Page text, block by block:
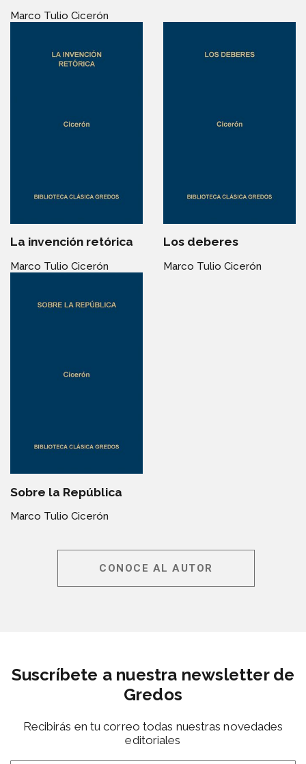
Marco Tulio Cicerón
La invención retórica
Marco Tulio Cicerón
Los deberes
Marco Tulio Cicerón
Sobre la República
Marco Tulio Cicerón
CONOCE AL AUTOR
Suscríbete a nuestra newsletter de
Gredos
Recibirás en tu correo todas nuestras novedades
editoriales